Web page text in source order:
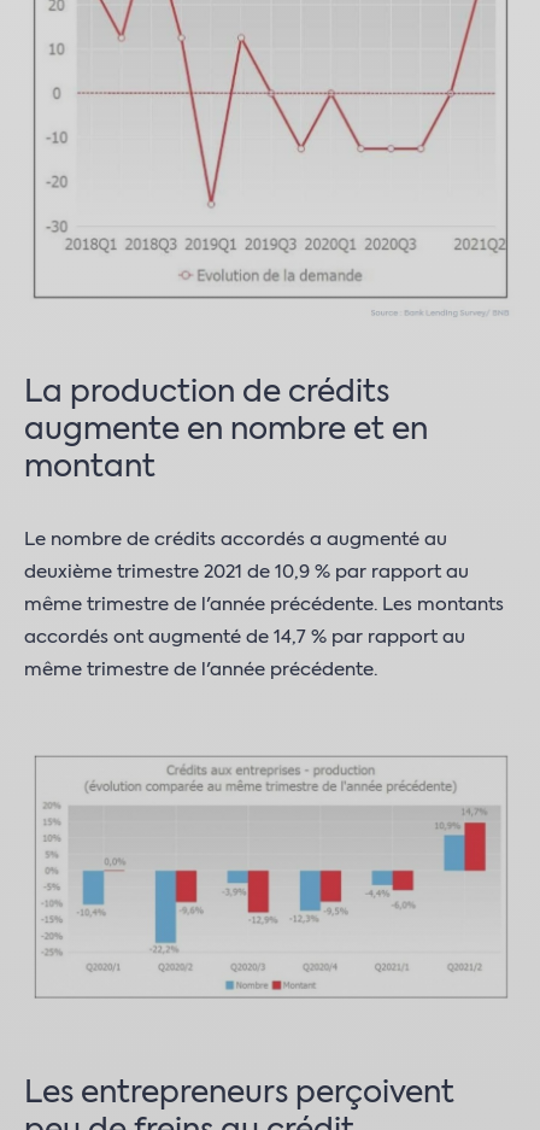
La production de crédits
augmente en nombre et en
montant
Le nombre de crédits accordés a augmenté au
deuxième trimestre 2021 de 10,9 % par rapport au
même trimestre de l'année précédente. Les montants
accordés ont augmenté de 14,7 % par rapport au
même trimestre de l'année précédente.
Les entrepreneurs perçoivent